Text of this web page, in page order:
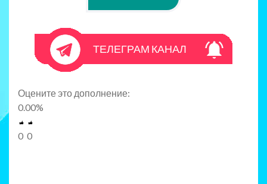
ТЕЛЕГРАМ КАНАЛ
Оцените это дополнение:
0.00%
0 0